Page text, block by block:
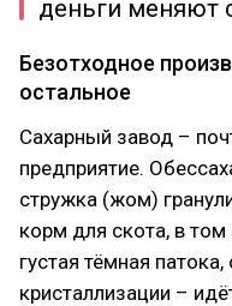
деньги меняют
Безотходное
остальное
Сахарный завод –
предприятие.
стружка (жом)
корм для скота, в
густая тёмная
кристаллизации –